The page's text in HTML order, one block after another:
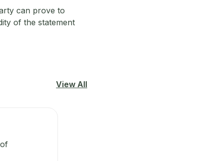
can prove to
of the statement
View All